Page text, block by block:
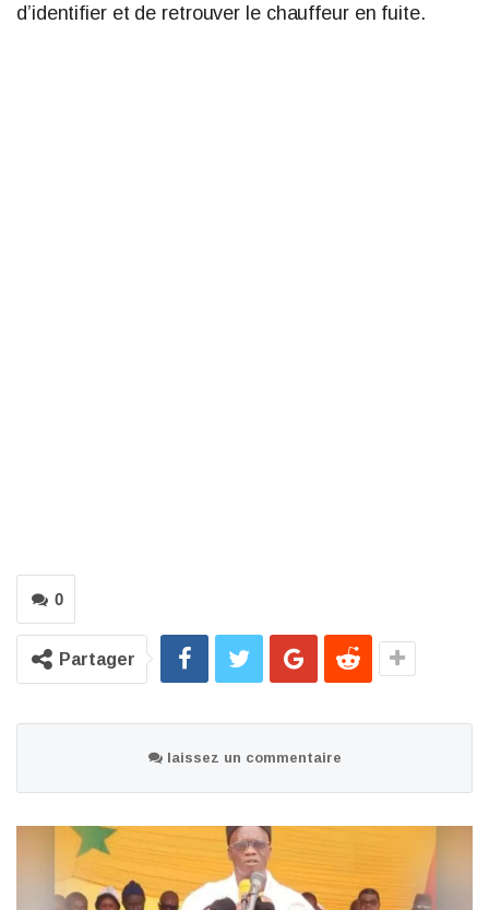
d’identifier et de retrouver le chauffeur en fuite.
0
Partager
laissez un commentaire